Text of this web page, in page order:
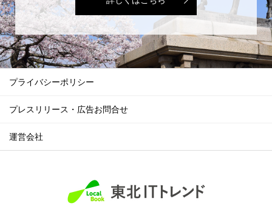
プライバシーポリシー
プレスリリース・広告お問合せ
運営会社